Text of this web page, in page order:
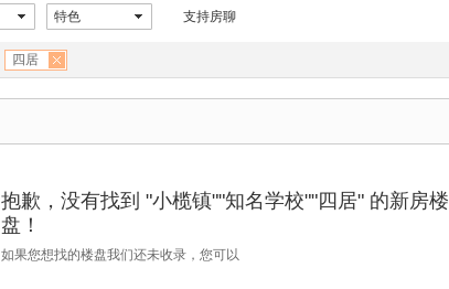
特色 支持房聊
四居
抱歉，没有找到 "小榄镇""知名学校""四居" 的新房楼
盘！
如果您想找的楼盘我们还未收录，您可以